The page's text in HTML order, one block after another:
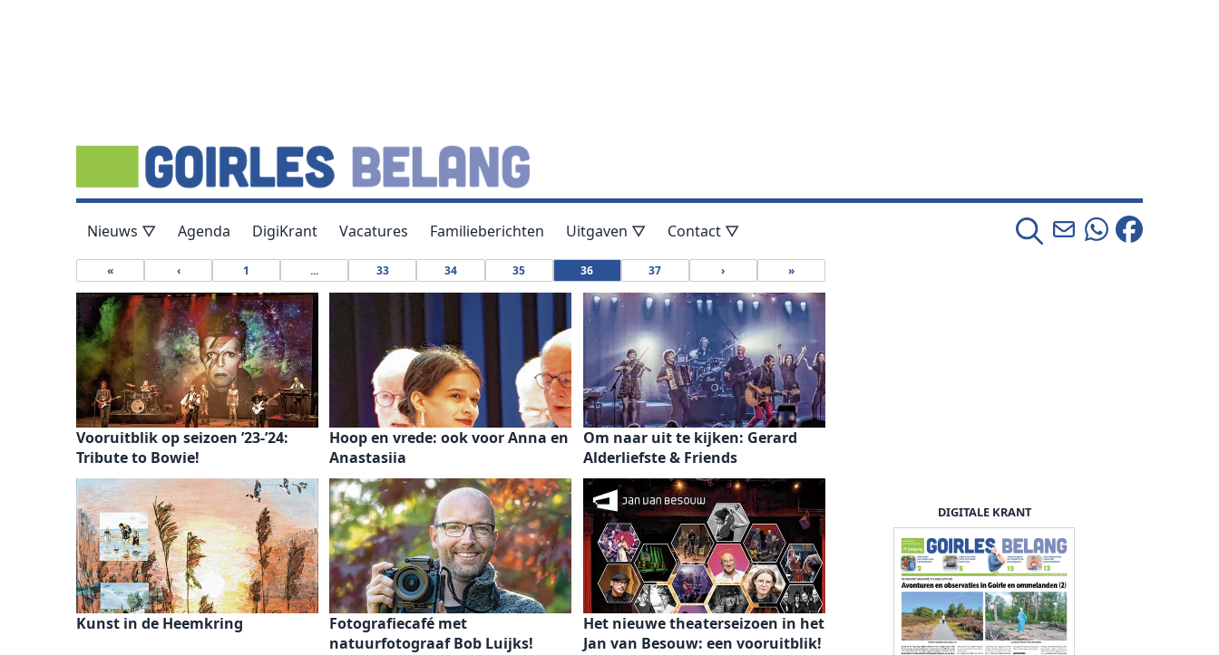
Nieuws ▽ Agenda DigiKrant Vacatures Familieberichten Uitgaven ▽ Contact ▽
« ‹ 1 ... 33 34 35 36 37 › »
Vooruitblik op seizoen ’23-’24:
Tribute to Bowie!
Hoop en vrede: ook voor Anna en
Anastasiia
Om naar uit te kijken: Gerard
Alderliefste & Friends
Kunst in de Heemkring
Fotografiecafé met
natuurfotograaf Bob Luijks!
Het nieuwe theaterseizoen in het
Jan van Besouw: een vooruitblik!
DIGITALE KRANT